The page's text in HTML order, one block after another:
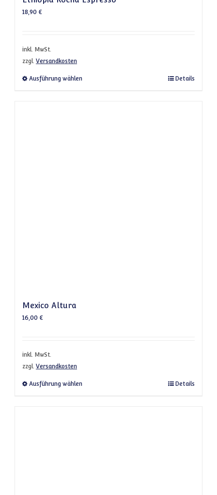
18,90 €
inkl. MwSt.
zzgl. Versandkosten
Ausführung wählen Dieses Produkt weist mehrere Varianten
Details
Mexico Altura
16,00 €
inkl. MwSt.
zzgl. Versandkosten
Ausführung wählen Dieses Produkt weist mehrere Varianten
Details